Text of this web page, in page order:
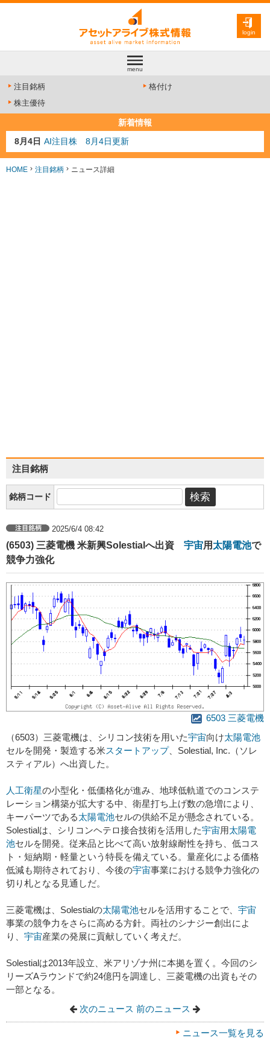
login
menu
注目銘柄
格付け
株主優待
新着情報
8月4日 AI注目株 8月4日更新
8月3日 人気業種注目株 8月3日更新
8月2日 金融注目株 8月2日更新
HOME 注目銘柄 ニュース詳細
注目銘柄
銘柄コード
2025/6/4 08:42
(6503) 三菱電機 米新興Solestialへ出資 宇宙用 太陽電池で
競争力強化
6503 三菱電機
（6503）三菱電機は、シリコン技術を用いた宇宙向け太陽電池
セルを開発・製造する米スタートアップ、Solestial, Inc.（ソレ
スティアル）へ出資した。
人工衛星の小型化・低価格化が進み、地球低軌道でのコンステ
レーション構築が拡大する中、衛星打ち上げ数の急増により、
キーパーツである太陽電池セルの供給不足が懸念されている。
Solestialは、シリコンヘテロ接合技術を活用した宇宙用太陽電
池セルを開発。従来品と比べて高い放射線耐性を持ち、低コス
ト・短納期・軽量という特長を備えている。量産化による価格
低減も期待されており、今後の宇宙事業における競争力強化の
切り札となる見通しだ。
三菱電機は、Solestialの太陽電池セルを活用することで、 宇宙
事業の競争力をさらに高める方針。両社のシナジー創出によ
り、 宇宙産業の発展に貢献していく考えだ。
Solestialは2013年設立、米アリゾナ州に本拠を置く。今回のシ
リーズAラウンドで約24億円を調達し、三菱電機の出資もその
一部となる。
次のニュース 前のニュース
ニュース一覧を見る